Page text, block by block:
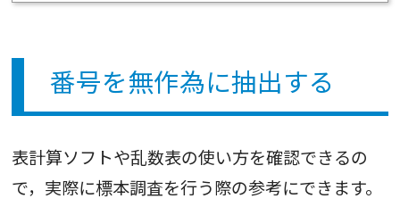
番号を無作為に抽出する
表計算ソフトや乱数表の使い方を確認できるの
で，実際に標本調査を行う際の参考にできます。